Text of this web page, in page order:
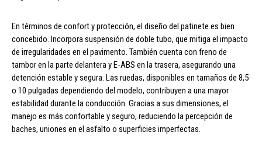
En términos de confort y protección, el diseño del patinete es bien
concebido. Incorpora suspensión de doble tubo, que mitiga el impacto
de irregularidades en el pavimento. También cuenta con freno de
tambor en la parte delantera y E-ABS en la trasera, asegurando una
detención estable y segura. Las ruedas, disponibles en tamaños de 8,5
o 10 pulgadas dependiendo del modelo, contribuyen a una mayor
estabilidad durante la conducción. Gracias a sus dimensiones, el
manejo es más confortable y seguro, reduciendo la percepción de
baches, uniones en el asfalto o superficies imperfectas.